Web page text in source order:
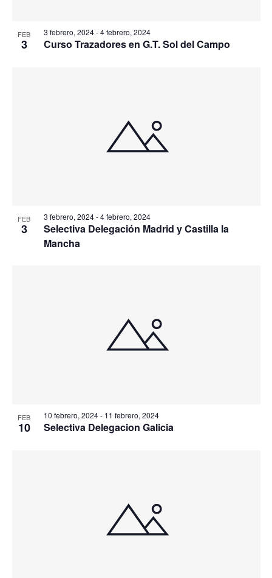
FEB
3
3 febrero, 2024-4 febrero, 2024
Curso Trazadores en G.T. Sol del Campo
FEB
3
3 febrero, 2024-4 febrero, 2024
Selectiva Delegación Madrid y Castilla la
Mancha
FEB
10
10 febrero, 2024- 11 febrero, 2024
Selectiva Delegacion Galicia